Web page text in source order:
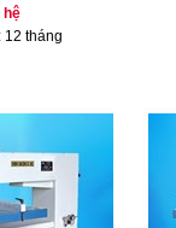
hệ
12 tháng